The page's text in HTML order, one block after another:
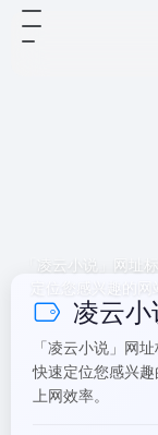
「凌云小说」网址
定位您感兴趣的
凌云
「凌云小说」网
快速定位您感兴
上网效率。